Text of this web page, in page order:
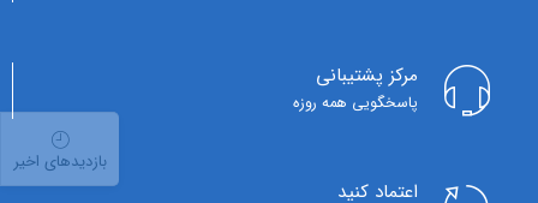
مرکز پشتیبانی
پاسخگویی همه روزه
اعتماد کنید
بازدیدهای اخیر